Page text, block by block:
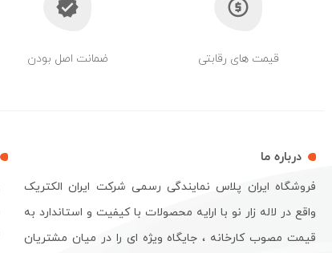
قیمت های رقابتی ضمانت اصل بودن
درباره ما
فروشگاه ایران پلاس نمایندگی رسمی شرکت ایران الکتریک
واقع در لاله زار نو با ارایه محصولات با کیفیت و استاندارد به
قیمت مصوب کارخانه ، جایگاه ویژه ای را در میان مشتریان